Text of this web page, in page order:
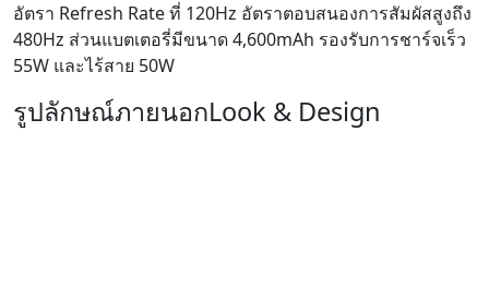
อัตรา Refresh Rate ที่ 120Hz อัตราตอบสนองการสัมผัสสูงถึง
480Hz ส่วนแบตเตอรี่มีขนาด 4,600mAh รองรับการชาร์จเร็ว
55W และไร้สาย 50W
รูปลักษณ์ภายนอกLook & Design